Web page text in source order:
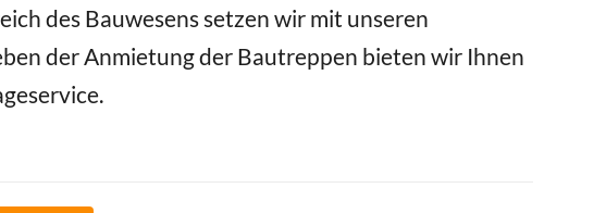
des Bauwesens setzen wir mit unseren
der Anmietung der Bautreppen bieten wir Ihnen